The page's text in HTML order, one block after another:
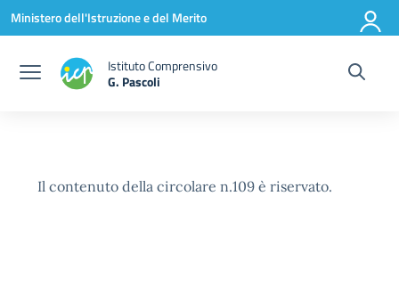
Vai ai contenuti
Vai al menu di navigazione
Vai al footer
Ministero dell'Istruzione e del Merito
Istituto Comprensivo
G. Pascoli
Il contenuto della circolare n.109 è riservato.